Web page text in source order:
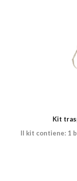
Kit
Il kit contiene: 1